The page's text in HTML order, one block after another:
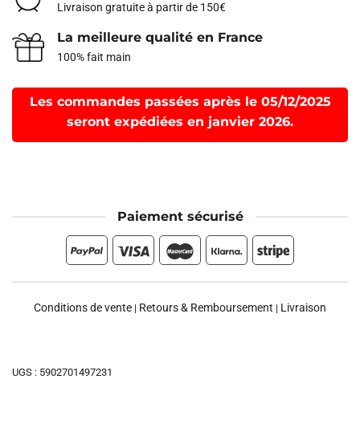
Livraison gratuite à partir de 150€
La meilleure qualité en France
100% fait main
Les commandes passées après le 05/12/2025
seront expédiées en janvier 2026.
Paiement sécurisé
Conditions de vente | Retours & Remboursement | Livraison
UGS : 5902701497231